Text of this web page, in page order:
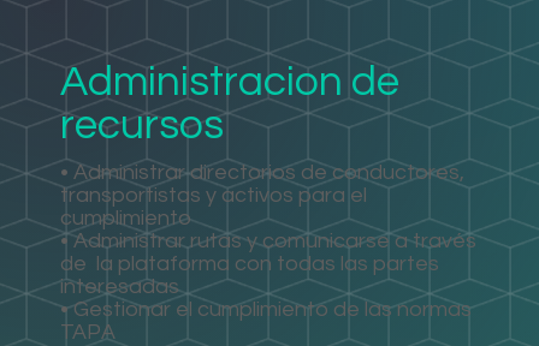
Administracion de
recursos
• Administrar directorios de conductores,
transportistas y activos para el
cumplimiento
• Administrar rutas y comunicarse a través
de
la plataforma con todas las partes
interesadas
• Gestionar el cumplimiento de las normas
TAPA